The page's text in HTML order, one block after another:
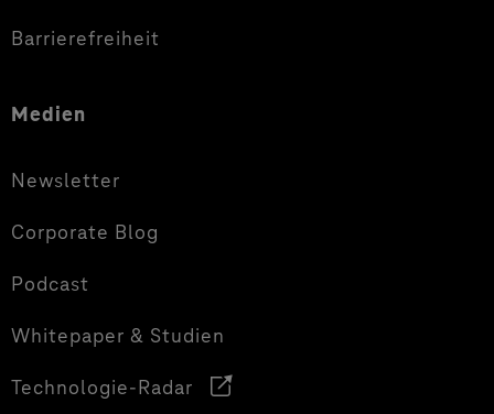
Barrierefreiheit
Medien
Newsletter
Corporate Blog
Podcast
Whitepaper & Studien
Technologie-Radar